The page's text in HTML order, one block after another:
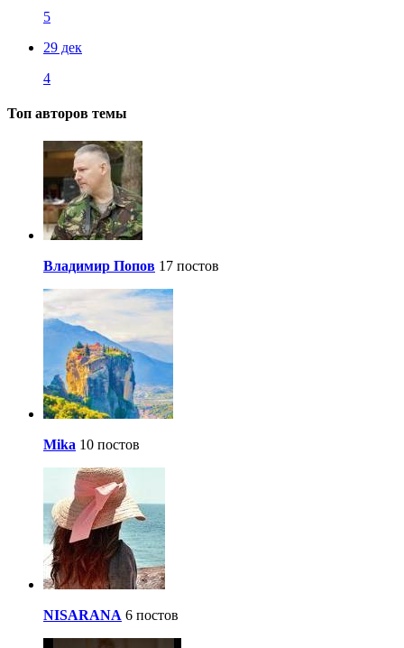
5
29 дек
4
Топ авторов темы
Владимир Попов 17 постов
Mika 10 постов
NISARANA 6 постов